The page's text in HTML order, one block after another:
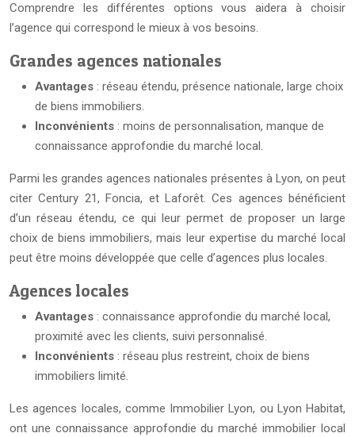
Comprendre les différentes options vous aidera à choisir
l’agence qui correspond le mieux à vos besoins.
Grandes agences nationales
Avantages : réseau étendu, présence nationale, large choix
de biens immobiliers.
Inconvénients : moins de personnalisation, manque de
connaissance approfondie du marché local.
Parmi les grandes agences nationales présentes à Lyon, on peut
citer Century 21, Foncia, et Laforêt. Ces agences bénéficient
d’un réseau étendu, ce qui leur permet de proposer un large
choix de biens immobiliers, mais leur expertise du marché local
peut être moins développée que celle d’agences plus locales.
Agences locales
Avantages : connaissance approfondie du marché local,
proximité avec les clients, suivi personnalisé.
Inconvénients : réseau plus restreint, choix de biens
immobiliers limité.
Les agences locales, comme Immobilier Lyon, ou Lyon Habitat,
ont une connaissance approfondie du marché immobilier local